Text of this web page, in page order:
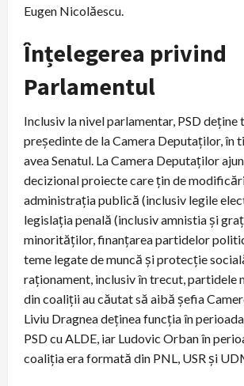
Eugen Nicolăescu.
Înțelegerea privind
Parlamentul
Inclusiv la nivel parlamentar, PSD
președinte de la Camera Deputaților, în
avea Senatul. La Camera Deputaților
decizional proiecte care țin de
administrația publică (inclusiv legile
legislația penală (inclusiv amnistia și
minorităților, finanțarea partidelor
teme legate de muncă și protecție
raționament, inclusiv în trecut, partidele
din coaliții au căutat să aibă șefia
Liviu Dragnea deținea funcția în
PSD cu ALDE, iar Ludovic Orban în
coaliția era formată din PNL, USR și